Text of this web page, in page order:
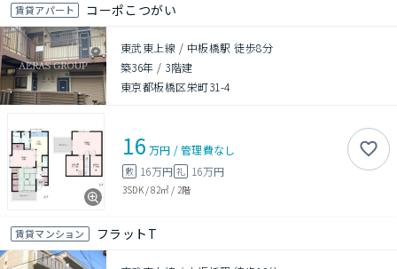
賃貸アパート コーポこつがい
東武東上線 / 中板橋駅 徒歩8分
築36年 / 3階建
東京都板橋区栄町31-4
16 万円 /管理費なし
敷 16万円 礼 16万円
3SDK/82㎡ / 2階
賃貸マンション フラットT